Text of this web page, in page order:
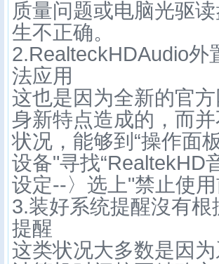
质量问题或电脑光驱
生不正确。
2.RealteckHDAudio外
法应用
这也是因为全新的官
身新特点造成的，而
状况，能够到“操作面
设备"寻找“RealtekHD
设定--〉选上"禁止使
3.装好系统提醒沒有
提醒
这类状况大多数是因